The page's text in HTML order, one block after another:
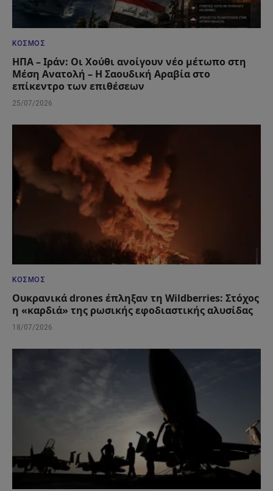
ΚΌΣΜΟΣ
ΗΠΑ – Ιράν: Οι Χούθι ανοίγουν νέο μέτωπο στη
Μέση Ανατολή – Η Σαουδική Αραβία στο
επίκεντρο των επιθέσεων
25/07/2026
ΚΌΣΜΟΣ
Ουκρανικά drones έπληξαν τη Wildberries: Στόχος
η «καρδιά» της ρωσικής εφοδιαστικής αλυσίδας
18/07/2026